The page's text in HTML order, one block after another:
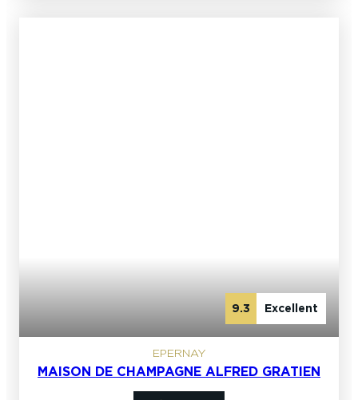
9.3 Excellent
EPERNAY
MAISON DE CHAMPAGNE ALFRED GRATIEN